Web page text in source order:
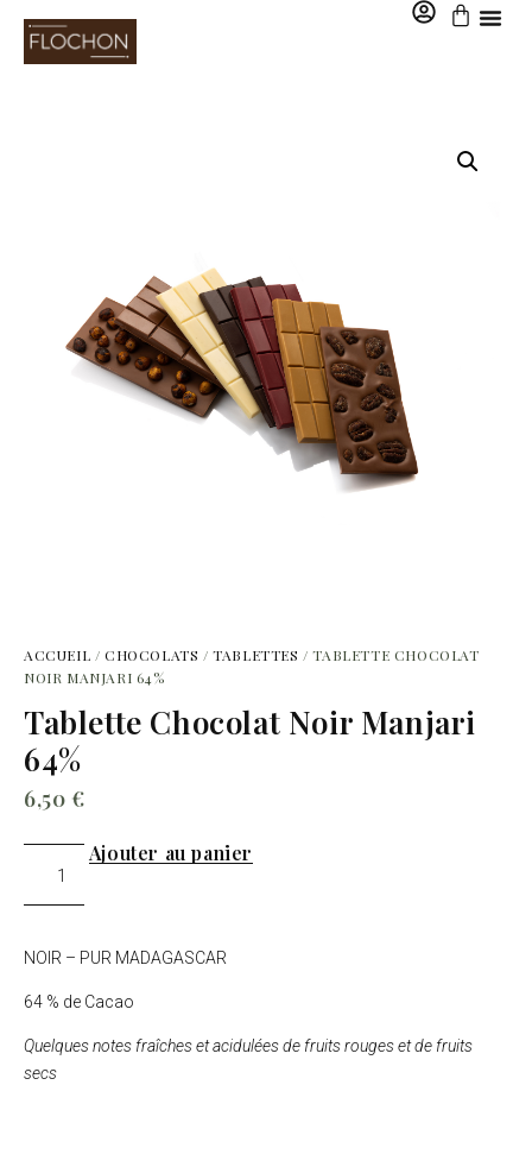
0,00
ACCUEIL /CHOCOLATS /TABLETTES / TABLETTE CHOCOLAT
NOIR MANJARI 64%
Tablette Chocolat Noir Manjari
64%
6,50 €
Ajouter au panier
NOIR – PUR MADAGASCAR
64 % de Cacao
Quelques notes fraîches et acidulées de fruits rouges et de fruits
secs